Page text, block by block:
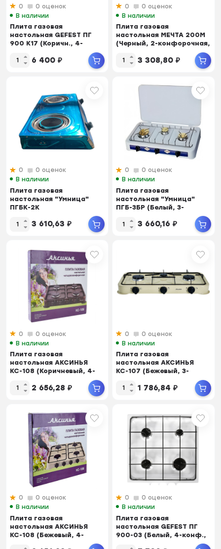
0
0 оценок
В наличии
Плита газовая
настольная GEFEST ПГ
900 К17 (Коричн., 4-
конф., эмалир.сталь, г...
6 400 ₽
0
0 оценок
В наличии
Плита газовая
настольная МЕЧТА 200М
(Черный, 2-конфорочная,
3 308,80 ₽
0
0 оценок
В наличии
Плита газовая
настольная "Умница"
ПГБК-2К
при... 3 610,63 ₽
0
0 оценок
В наличии
Плита газовая
настольная "Умница"
ПГБ-3БР (Белый, 3-
3 660,16 ₽
0
0 оценок
В наличии
Плита газовая
настольная АКСИНЬЯ
КС-108 (Коричневый, 4-
конф., эмал.сталь, газ...
2 656,28 ₽
0
0 оценок
В наличии
Плита газовая
настольная АКСИНЬЯ
КС-107 (Бежевый, 3-
конф., расход газа 393
г/...
1 786,84 ₽
0
0 оценок
В наличии
Плита газовая
настольная АКСИНЬЯ
КС-108 (Бежевый, 4-
конфорочная,эмалиров.стал...
0
0 оценок
В наличии
Плита газовая
настольная GEFEST ПГ
900-03 (Белый, 4-конф.,